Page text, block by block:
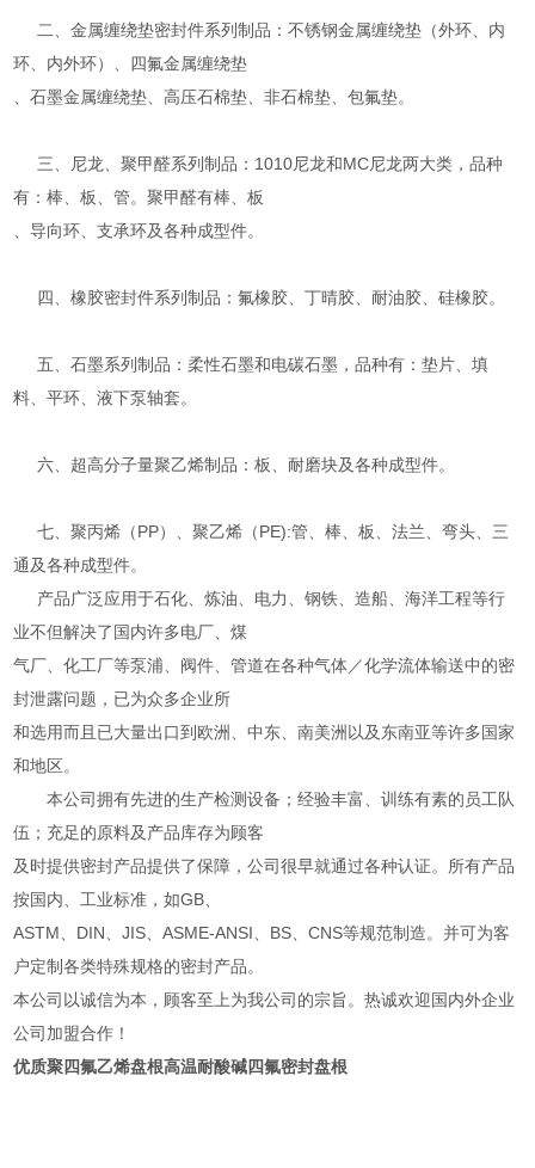
二、金属缠绕垫密封件系列制品：不锈钢金属缠绕垫（外环、内
环、内外环）、四氟金属缠绕垫
、石墨金属缠绕垫、高压石棉垫、非石棉垫、包氟垫。
三、尼龙、聚甲醛系列制品：1010尼龙和MC尼龙两大类，品种
有：棒、板、管。聚甲醛有棒、板
、导向环、支承环及各种成型件。
四、橡胶密封件系列制品：氟橡胶、丁晴胶、耐油胶、硅橡胶。
五、石墨系列制品：柔性石墨和电碳石墨，品种有：垫片、填
料、平环、液下泵轴套。
六、超高分子量聚乙烯制品：板、耐磨块及各种成型件。
七、聚丙烯（PP）、聚乙烯（PE):管、棒、板、法兰、弯头、三
通及各种成型件。
产品广泛应用于石化、炼油、电力、钢铁、造船、海洋工程等行
业不但解决了国内许多电厂、煤
气厂、化工厂等泵浦、阀件、管道在各种气体／化学流体输送中的密
封泄露问题，已为众多企业所
和选用而且已大量出口到欧洲、中东、南美洲以及东南亚等许多国家
和地区。
本公司拥有先进的生产检测设备；经验丰富、训练有素的员工队
伍；充足的原料及产品库存为顾客
及时提供密封产品提供了保障，公司很早就通过各种认证。所有产品
按国内、工业标准，如GB、
ASTM、DIN、JIS、ASME-ANSI、BS、CNS等规范制造。并可为客
户定制各类特殊规格的密封产品。
本公司以诚信为本，顾客至上为我公司的宗旨。热诚欢迎国内外企业
公司加盟合作！
优质聚四氟乙烯盘根高温耐酸碱四氟密封盘根